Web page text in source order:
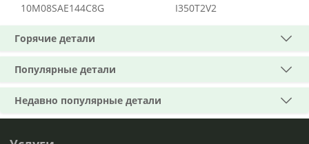
10M08SAE144C8G
I350T2V2
Горячие детали
Популярные детали
Недавно популярные детали